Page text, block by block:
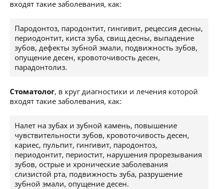
входят такие заболевания, как:
Пародонтоз, пародонтит, гингивит, рецессия десны,
периодонтит, киста зуба, свищ десны, выпадение
зубов, дефекты зубной эмали, подвижность зубов,
опущение десен, кровоточивость десен,
парадонтолиз.
Стоматолог, в круг диагностики и лечения которой
входят такие заболевания, как:
Налет на зубах и зубной камень, повышение
чувствительности зубов, кровоточивость десен,
кариес, пульпит, гингивит, пародонтоз,
периодонтит, периостит, нарушения прорезывания
зубов, острые и хронические заболевания
слизистой рта, подвижность зуба, разрушение
зубной эмали, опущение десен.